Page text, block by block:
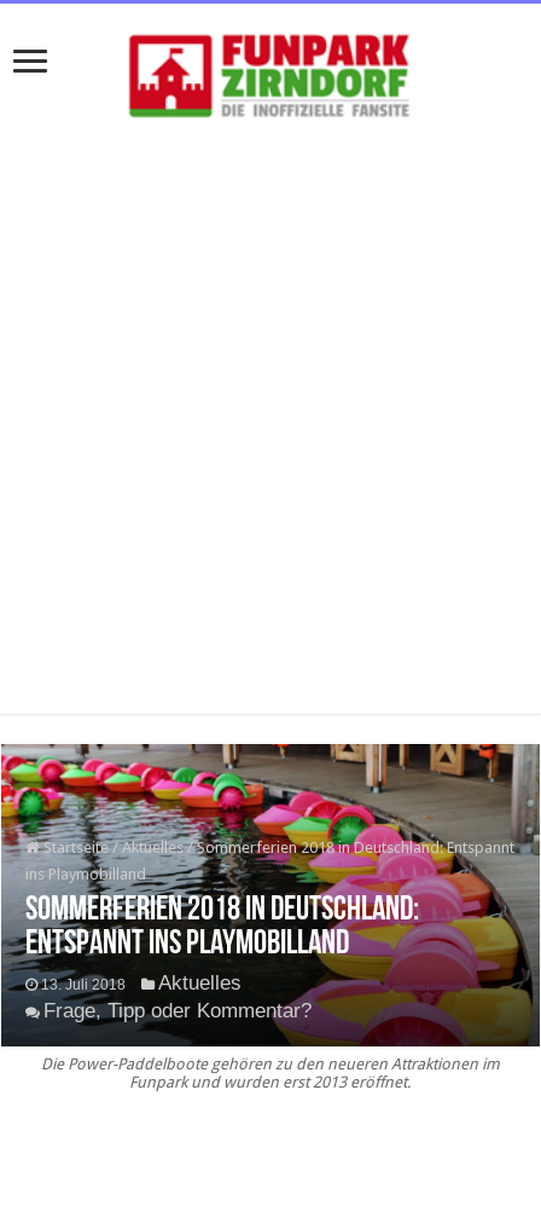
Startseite / Aktuelles / Sommerferien 2018 in Deutschland: Entspannt
ins Playmobilland
Sommerferien 2018 in Deutschland:
Entspannt ins Playmobilland
13. Juli 2018
Aktuelles
Frage, Tipp oder Kommentar?
Die Power-Paddelboote gehören zu den neueren Attraktionen im
Funpark und wurden erst 2013 eröffnet.